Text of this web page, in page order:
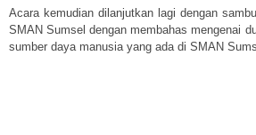
Acara kemudian dilanjutkan lagi dengan
SMAN Sumsel dengan membahas mengenai
sumber daya manusia yang ada di SMAN